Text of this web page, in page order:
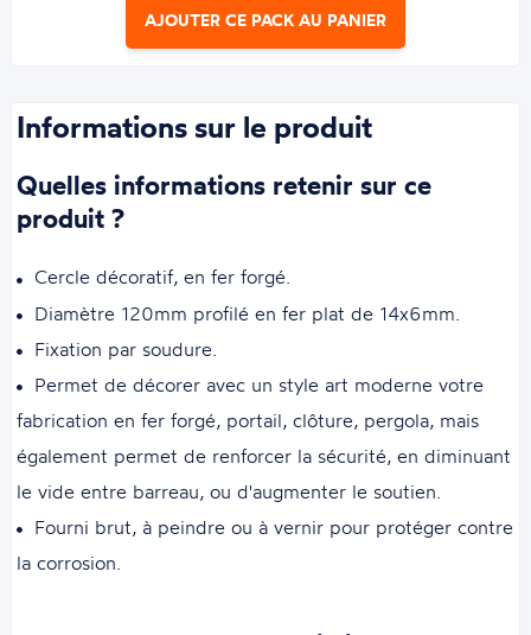
AJOUTER CE PACK AU PANIER
Informations sur le produit
Quelles informations retenir sur ce
produit ?
Cercle décoratif, en fer forgé.
Diamètre 120mm profilé en fer plat de 14x6mm.
Fixation par soudure.
Permet de décorer avec un style art moderne votre
fabrication en fer forgé, portail, clôture, pergola, mais
également permet de renforcer la sécurité, en diminuant
le vide entre barreau, ou d'augmenter le soutien.
Fourni brut, à peindre ou à vernir pour protéger contre
la corrosion.